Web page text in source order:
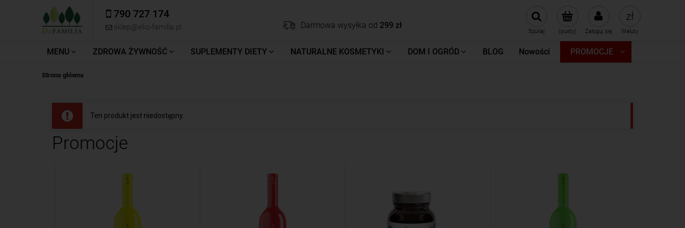
Darmowa wysyłka od 299 zł
790 727 174
sklep@eko-familia.pl (pusty) Zaloguj się
Szukaj Waluty
MENU ZDROWA ŻYWNOŚĆ SUPLEMENTY DIETY NATURALNE KOSMETYKI DOM I OGRÓD BLOG Nowości PROMOCJE
Strona główna
Ten produkt jest niedostępny.
Promocje